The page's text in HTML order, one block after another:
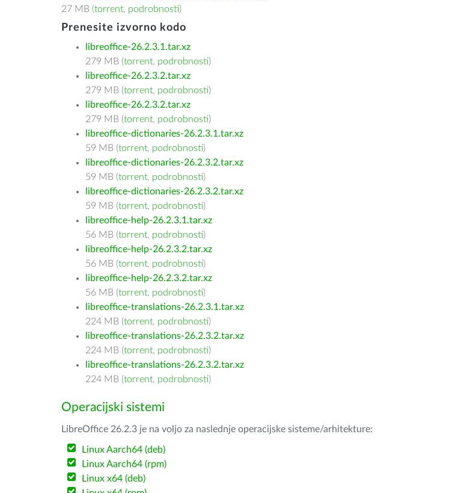
27 MB (torrent, podrobnosti)
Prenesite izvorno kodo
libreoffice-26.2.3.1.tar.xz
279 MB (torrent, podrobnosti)
libreoffice-26.2.3.2.tar.xz
279 MB (torrent, podrobnosti)
libreoffice-26.2.3.2.tar.xz
279 MB (torrent, podrobnosti)
libreoffice-dictionaries-26.2.3.1.tar.xz
59 MB (torrent, podrobnosti)
libreoffice-dictionaries-26.2.3.2.tar.xz
59 MB (torrent, podrobnosti)
libreoffice-dictionaries-26.2.3.2.tar.xz
59 MB (torrent, podrobnosti)
libreoffice-help-26.2.3.1.tar.xz
56 MB (torrent, podrobnosti)
libreoffice-help-26.2.3.2.tar.xz
56 MB (torrent, podrobnosti)
libreoffice-help-26.2.3.2.tar.xz
56 MB (torrent, podrobnosti)
libreoffice-translations-26.2.3.1.tar.xz
224 MB (torrent, podrobnosti)
libreoffice-translations-26.2.3.2.tar.xz
224 MB (torrent, podrobnosti)
libreoffice-translations-26.2.3.2.tar.xz
224 MB (torrent, podrobnosti)
Operacijski sistemi
LibreOffice 26.2.3 je na voljo za naslednje operacijske sisteme/arhitekture:
Linux Aarch64 (deb)
Linux Aarch64 (rpm)
Linux x64 (deb)